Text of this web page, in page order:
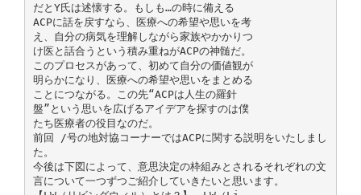
だとY氏は述懐する。もしも…の時に備える
ACPに話を戻すなら、医療への希望や思いを考
え、自分の病気を理解しながら家族やかかりつ
け医と話合うという積み重ねがACPの神髄だ。
このプロセスがあって、初めて自分の価値観が
明らかになり、医療への希望や思いをまとめる
ことにつながる。この先“ACPは人生の羅針
盤”という思いを広げるアイデアを探すのは僕
たち医療者の役目なのだ。
前回 /号の地対協コーナーではACPに関する説明をいたしまし
た。
今後は下図によって、意思決定の枠組みとされるそれぞれの文
言について一つずつご紹介していきたいと思います。